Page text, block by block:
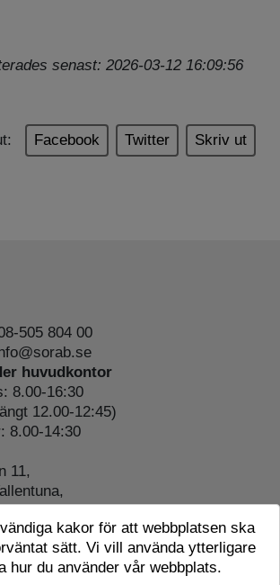
senast: 2026-03-12 16:09:56
Facebook Twitter Skriv ut
505 804 00
huvudkontor
8.00-16:30
12.00-12:45)
8.00-14:30
11,
4022
information
kakor för att webbplatsen ska
sätt. Vi vill använda ytterligare
hur du använder vår webbplats.